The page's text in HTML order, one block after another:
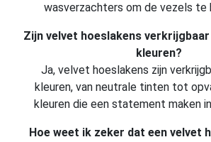
wasverzachters om de vezels te
Zijn velvet hoeslakens
kleuren?
Ja, velvet hoeslakens zijn
kleuren, van neutrale tinten tot
kleuren die een statement maken
Hoe weet ik zeker dat een velvet